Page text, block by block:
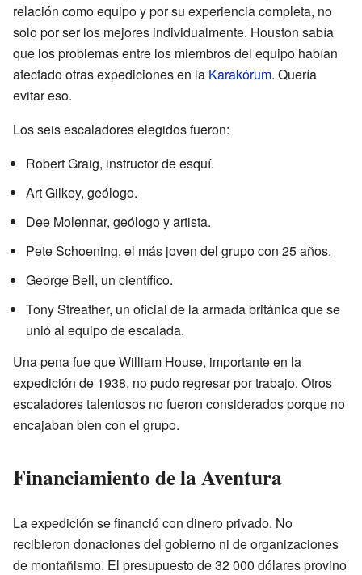
relación como equipo y por su experiencia completa, no
solo por ser los mejores individualmente. Houston sabía
que los problemas entre los miembros del equipo habían
afectado otras expediciones en la Karakórum. Quería
evitar eso.
Los seis escaladores elegidos fueron:
Robert Graig, instructor de esquí.
Art Gilkey, geólogo.
Dee Molennar, geólogo y artista.
Pete Schoening, el más joven del grupo con 25 años.
George Bell, un científico.
Tony Streather, un oficial de la armada británica que se
unió al equipo de escalada.
Una pena fue que William House, importante en la
expedición de 1938, no pudo regresar por trabajo. Otros
escaladores talentosos no fueron considerados porque no
encajaban bien con el grupo.
Financiamiento de la Aventura
La expedición se financió con dinero privado. No
recibieron donaciones del gobierno ni de organizaciones
de montañismo. El presupuesto de 32 000 dólares provino